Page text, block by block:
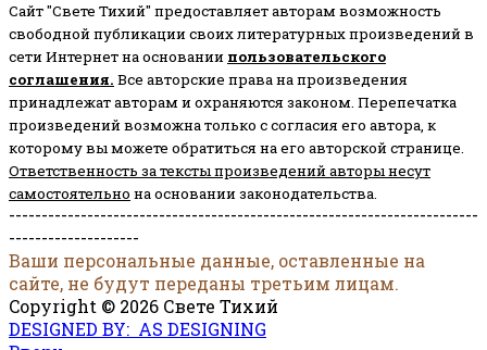
Сайт "Свете Тихий" предоставляет авторам возможность
свободной публикации своих литературных произведений в
сети Интернет на основании пользовательского
соглашения. Все авторские права на произведения
принадлежат авторам и охраняются законом. Перепечатка
произведений возможна только с согласия его автора, к
которому вы можете обратиться на его авторской странице.
Ответственность за тексты произведений авторы несут
самостоятельно на основании законодательства.
------------------------------------------------------------------------
--------------------
Ваши персональные данные, оставленные на
сайте, не будут переданы третьим лицам.
Copyright © 2026 Свете Тихий
DESIGNED BY: AS DESIGNING